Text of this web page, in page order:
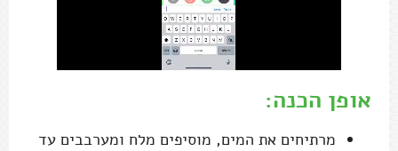
אופן הכנה:
מרתיחים את המים, מוסיפים מלח ומערבבים עד